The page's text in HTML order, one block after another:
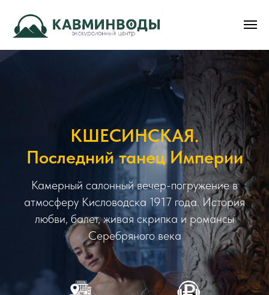
КШЕСИНСКАЯ.
Последний танец Империи
Камерный салонный вечер-погружение в
атмосферу Кисловодска 1917 года. История
любви, балет, живая скрипка и романсы
Серебряного века